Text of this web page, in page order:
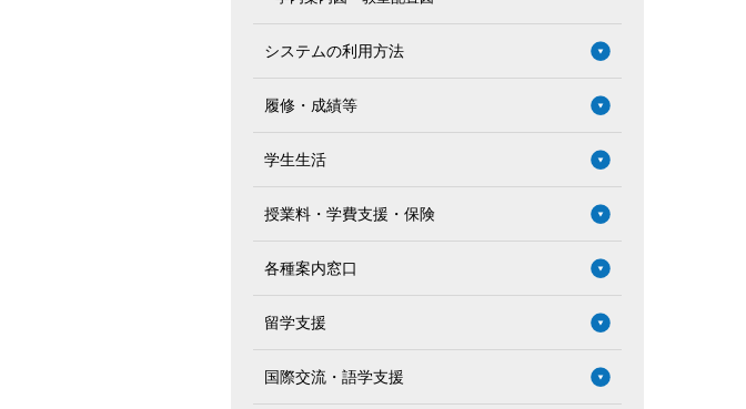
システムの利用方法
履修・成績等
学生生活
授業料・学費支援・保険
各種案内窓口
留学支援
国際交流・語学支援